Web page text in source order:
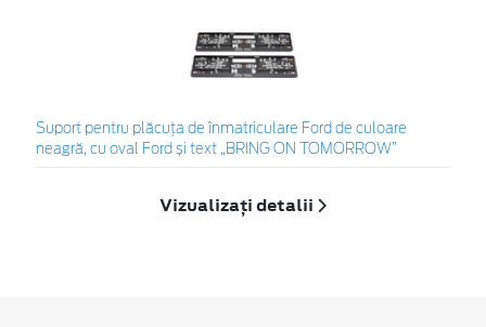
Suport pentru plăcuța de înmatriculare Ford de culoare
neagră, cu oval Ford și text „BRING ON TOMORROW”
Vizualizați detalii